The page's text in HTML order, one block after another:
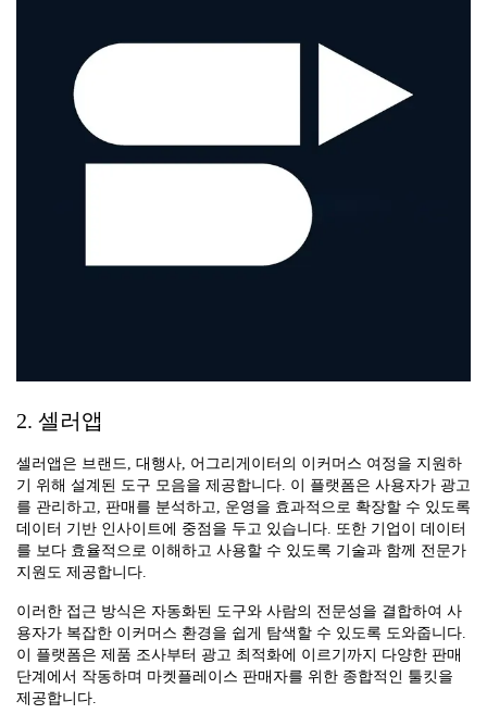
2. 셀러앱
셀러앱은 브랜드, 대행사, 어그리게이터의 이커머스 여정을 지원하
기 위해 설계된 도구 모음을 제공합니다. 이 플랫폼은 사용자가 광고
를 관리하고, 판매를 분석하고, 운영을 효과적으로 확장할 수 있도록
데이터 기반 인사이트에 중점을 두고 있습니다. 또한 기업이 데이터
를 보다 효율적으로 이해하고 사용할 수 있도록 기술과 함께 전문가
지원도 제공합니다.
이러한 접근 방식은 자동화된 도구와 사람의 전문성을 결합하여 사
용자가 복잡한 이커머스 환경을 쉽게 탐색할 수 있도록 도와줍니다.
이 플랫폼은 제품 조사부터 광고 최적화에 이르기까지 다양한 판매
단계에서 작동하며 마켓플레이스 판매자를 위한 종합적인 툴킷을
제공합니다.